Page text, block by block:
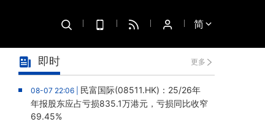
简
即时 更多
08-07 22:06 | 民富国际(08511.HK)：25/26年
年报股东应占亏损835.1万港元，亏损同比收窄
69.45%